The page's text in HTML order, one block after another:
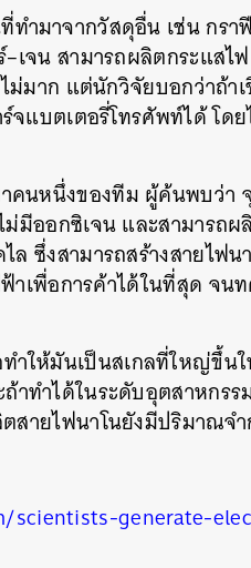
ทำมาจากวัสดุอื่น เช่น กรา
–เจน สามารถผลิตกระแสไฟ
ม่มาก แต่นักวิจัยบอกว่าถ้า
จแบตเตอรี่โทรศัพท์ได้โด
คนหนึ่งของทีม ผู้ค้นพบว่า
มีออกซิเจนและสามารถ
ล ซึ่งสามารถสร้างสายไฟ
เพื่อการค้าได้ในที่สุด จน
ำให้มันเป็นสเกลที่ใหญ่ขึ้น
ถ้าทำได้ในระดับอุตสาหกรร
สายไฟนาโนยังมีปริมาณจ
scientists-generate-